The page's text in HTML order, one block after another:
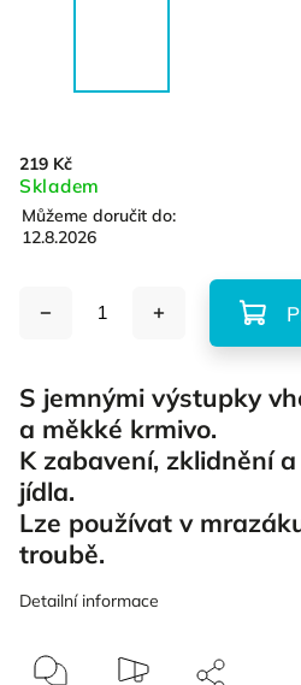
219 Kč
Skladem
Můžeme doručit do:
12.8.2026
S jemnými výstupky
a měkké krmivo.
K zabavení, zklidnění
jídla.
Lze používat v
troubě.
Detailní informace